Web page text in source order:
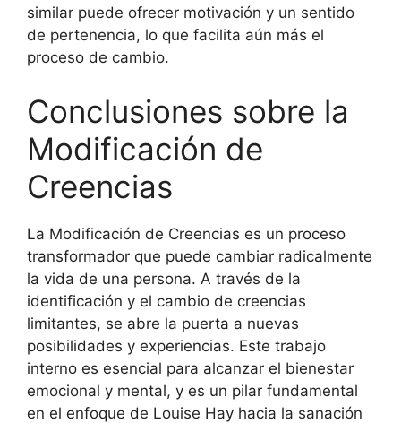
similar puede ofrecer motivación y un sentido
de pertenencia, lo que facilita aún más el
proceso de cambio.
Conclusiones sobre la
Modificación de
Creencias
La Modificación de Creencias es un proceso
transformador que puede cambiar radicalmente
la vida de una persona. A través de la
identificación y el cambio de creencias
limitantes, se abre la puerta a nuevas
posibilidades y experiencias. Este trabajo
interno es esencial para alcanzar el bienestar
emocional y mental, y es un pilar fundamental
en el enfoque de Louise Hay hacia la sanación